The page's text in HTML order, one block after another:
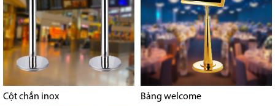
Cột chắn inox Bảng welcome